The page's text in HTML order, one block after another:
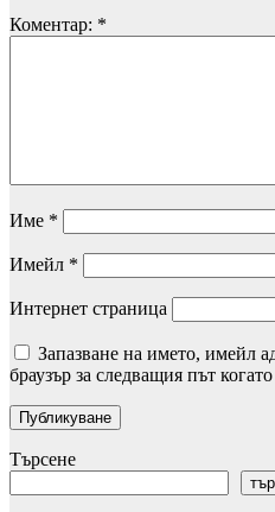
Коментар: *
Име *
Имейл *
Интернет страница
Запазване на името, имейл
браузър за следващия път
Търсене